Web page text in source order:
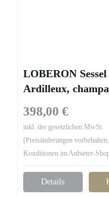
LOBERON Sessel
Ardilleux,
398,00 €
inkl. der gesetzlichen MwSt.
(Preisänderungen
Konditionen im Anbieter-
Details